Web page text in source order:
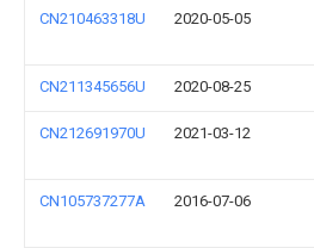
CN210463318U 2020-05-05
CN211345656U 2020-08-25
CN212691970U 2021-03-12
CN105737277A 2016-07-06